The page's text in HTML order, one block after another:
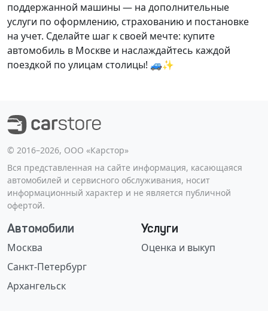
поддержанной машины — на дополнительные
услуги по оформлению, страхованию и постановке
на учет. Сделайте шаг к своей мечте: купите
автомобиль в Москве и наслаждайтесь каждой
поездкой по улицам столицы! 🚙✨
©️ 2016–2026, ООО «Карстор»
Вся представленная на сайте информация, касающаяся
автомобилей и сервисного обслуживания, носит
информационный характер и не является публичной
офертой.
Автомобили
Москва
Санкт-Петербург
Архангельск
Услуги
Оценка и выкуп